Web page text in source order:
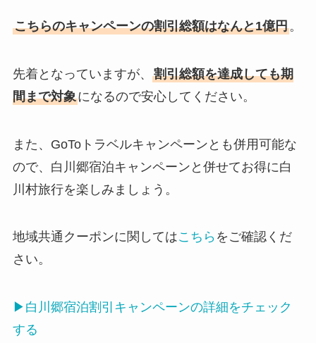
こちらのキャンペーンの割引総額はなんと1億円。
先着となっていますが、 割引総額を達成しても期
間まで対象になるので安心してください。
また、GoToトラベルキャンペーンとも併用可能な
ので、白川郷宿泊キャンペーンと併せてお得に白
川村旅行を楽しみましょう。
地域共通クーポンに関してはこちら をご確認くだ
さい。
▶白川郷宿泊割引キャンペーンの詳細をチェック
する